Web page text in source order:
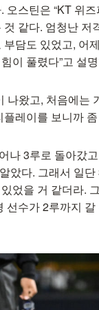
오스틴은 “KT 위
같다. 엄청난 저
담도 있었고, 어
이 풀렸다”고 설
나왔고, 처음에
레이를 보니까
나 3루로 돌아갔
았다. 그래서 일
었을 거 같더라.
선수가 2루까지